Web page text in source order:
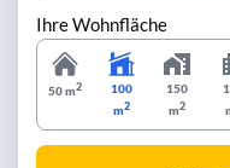
Ihre Wohnfläche
50 m2
100
m2
150
m2